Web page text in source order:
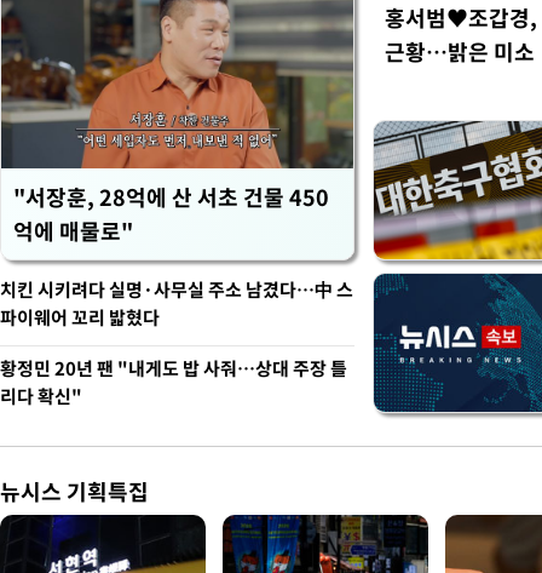
"서장훈, 28억에 산 서초 건물 450
억에 매물로"
홍서범♥조갑경,
근황…밝은 미소
치킨 시키려다 실명·사무실 주소 남겼다…中 스
파이웨어 꼬리 밟혔다
황정민 20년 팬 "내게도 밥 사줘…상대 주장 틀
리다 확신"
뉴시스 기획특집